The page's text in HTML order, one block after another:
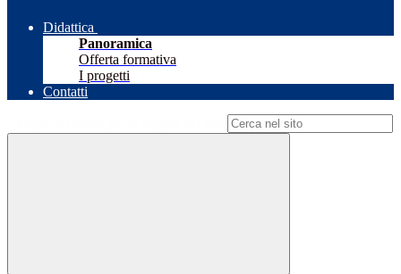
Didattica
Panoramica
Offerta formativa
I progetti
Contatti